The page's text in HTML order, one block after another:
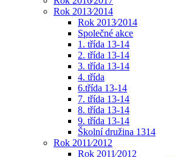
Rok 2013⁄2014
Rok 2013⁄2014
Společné akce
1. třída 13-14
2. třída 13-14
3. třída 13-14
4. třída
6.třída 13-14
7. třída 13-14
8. třída 13-14
9. třída 13-14
Školní družina 1314
Rok 2011⁄2012
Rok 2011⁄2012